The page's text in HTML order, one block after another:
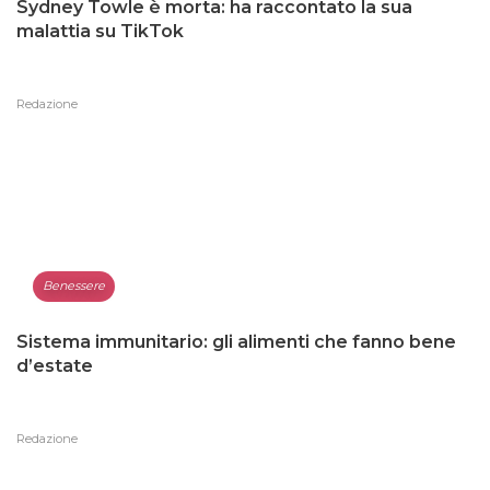
Sydney Towle è morta: ha raccontato la sua
malattia su TikTok
Redazione
Benessere
Sistema immunitario: gli alimenti che fanno bene
d’estate
Redazione